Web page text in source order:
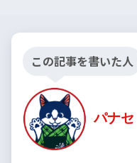
この記事を書いた人
パナセ